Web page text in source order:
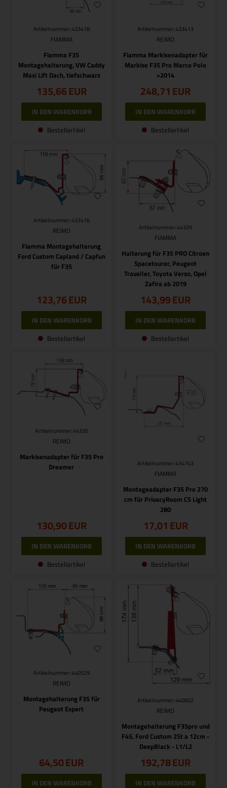
Artikelnummer: 433418
FIAMMA
Fiamma F35
Montagehalterung, VW Caddy
Maxi Lift Dach, tiefschwarz
135,66EUR
Bestellartikel
Artikelnummer: 433413
REIMO
Fiamma Markisenadapter für
Markise F35 Pro Marco Polo
>2014
248,71 EUR
Bestellartikel
Artikelnummer: 433416
REIMO
Fiamma Montagehalterung
Ford Custom Capland / Capfun
für F35
123,76EUR
Bestellartikel
Artikelnummer: 44329
FIAMMA
Halterung für F35 PRO Citroen
Spacetourer, Peugeot
Traveller, Toyota Verso, Opel
Zafira ab 2019
143,99EUR
Bestellartikel
Artikelnummer: 44335
REIMO
Markisenadapter für F35 Pro
Dreamer
130,90EUR
Bestellartikel
Artikelnummer: 434743
FIAMMA
Montageadapter F35 Pro 270
cm für PrivacyRoom CS Light
280
17,01 EUR
Bestellartikel
Artikelnummer: 440529
REIMO
Montagehalterung F35 für
Peugeot Expert
64,50EUR
Artikelnummer: 440602
REIMO
Montagehalterung F35pro und
F45, Ford Custom 2St a 12cm -
DeepBlack - L1/L2
192,78EUR